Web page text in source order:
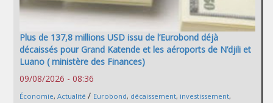
Plus de 137,8 millions USD issu de l’Eurobond déjà
décaissés pour Grand Katende et les aéroports de N’djili et
Luano ( ministère des Finances)
09/08/2026 - 08:36
Économie, Actualité / Eurobond, décaissement, investissement,